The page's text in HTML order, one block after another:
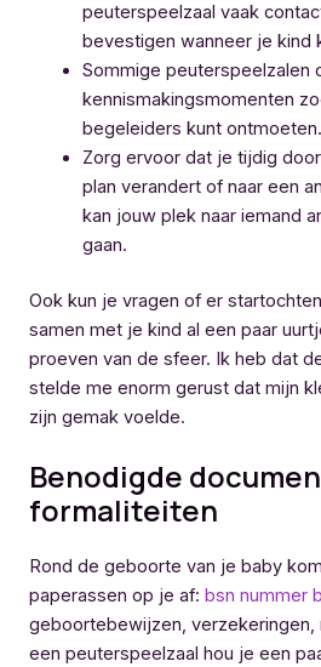
peuterspeelzaal vaak
bevestigen wanneer je kind
Sommige peuterspeelzalen
kennismakingsmomenten
begeleiders kunt ontmoeten.
Zorg ervoor dat je tijdig
plan verandert of naar een
kan jouw plek naar iemand
gaan.
Ook kun je vragen of er
samen met je kind al een paar
proeven van de sfeer. Ik heb dat
stelde me enorm gerust dat mijn
zijn gemak voelde.
Benodigde
formaliteiten
Rond de geboorte van je baby
paperassen op je af: bsn nummer
geboortebewijzen, verzekeringen,
een peuterspeelzaal hou je een